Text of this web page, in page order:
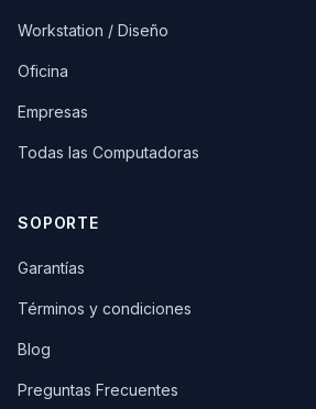
Workstation / Diseño
Oficina
Empresas
Todas las Computadoras
SOPORTE
Garantías
Términos y condiciones
Blog
Preguntas Frecuentes